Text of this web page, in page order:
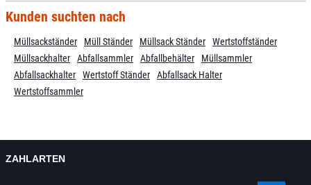
Kunden suchten nach
Müllsackständer Müll Ständer Müllsack Ständer
Wertstoffständer
Müllsackhalter
Abfallsammler Abfallbehälter
Müllsammler
Abfallsackhalter
Wertstoff Ständer
Abfallsack Halter
Wertstoffsammler
ZAHLARTEN